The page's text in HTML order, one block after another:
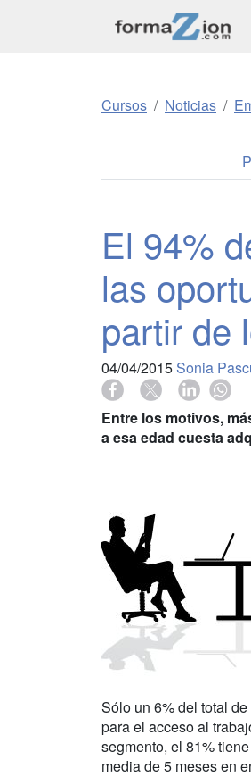
Cursos Noticias
El 94%
las
partir de
04/04/2015 Sonia
Entre los motivos,
a esa edad cuesta
Sólo un 6% del total
para el acceso al
segmento, el 81%
media de 5 meses en